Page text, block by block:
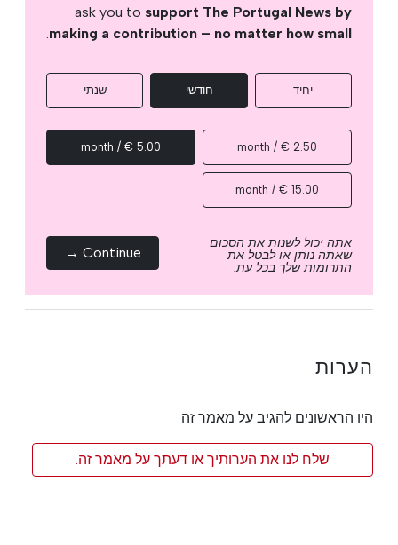
ask you to support The Portugal News by
making a contribution – no matter how small
.
יחיד חודשי שנתי
2.50 € / month
5.00 € / month
15.00 € / month
אתה יכול לשנות את הסכום
שאתה נותן או לבטל את
התרומות שלך בכל עת.
Continue →
הערות
היו הראשונים להגיב על מאמר זה
שלח לנו את הערותיך או דעתך על מאמר זה.